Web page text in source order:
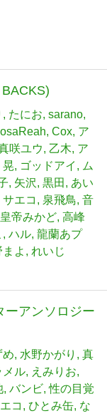
たにお sarano
Cox ア
咲ユウ 乙木 ア
晃 ゴッドアイ
ム
矢沢 黒田
あい
サエコ 泉飛鳥 音
皇帝みかど 高峰
ハル 龍蘭あプ
よ れいじ
ーアンソロジー
め 水野かがり
真
メル
えみりお
バンビ 性の目覚
コ ひとみ缶 な